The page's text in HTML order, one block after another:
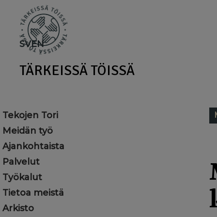
main
content
SVEN
TÄRKEISSÄ TÖISSÄ
Tekojen Tori
Meidän työ
Ajankohtaista
Palvelut
Työkalut
Tietoa meistä
Arkisto